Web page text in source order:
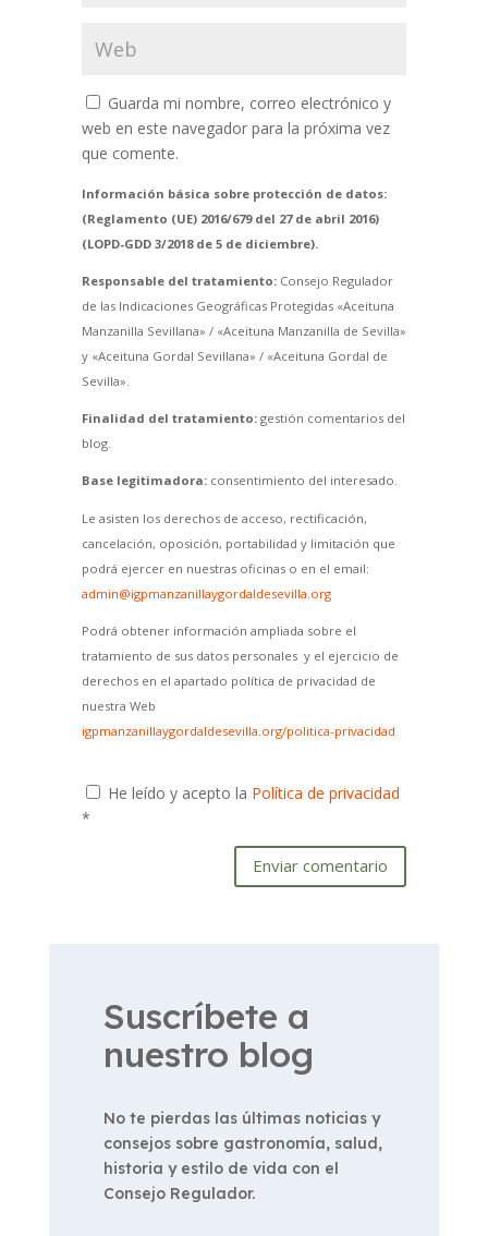
Guarda mi nombre, correo electrónico y
web en este navegador para la próxima vez
que comente.
Información básica sobre protección de datos:
(Reglamento (UE) 2016/679 del 27 de abril 2016)
(LOPD-GDD 3/2018 de 5 de diciembre).
Responsable del tratamiento:Consejo Regulador
de las Indicaciones Geográficas Protegidas «Aceituna
Manzanilla Sevillana» / «Aceituna Manzanilla de Sevilla»
y «Aceituna Gordal Sevillana» / «Aceituna Gordal de
Sevilla».
Finalidad del tratamiento:gestión comentarios del
blog.
Base legitimadora:consentimiento del interesado.
Le asisten los derechos de acceso, rectificación,
cancelación, oposición, portabilidad y limitación que
podrá ejercer en nuestras oficinas o en el email:
admin@igpmanzanillaygordaldesevilla.org
Podrá obtener información ampliada sobre el
tratamiento de sus datos personales y el ejercicio de
derechos en el apartado política de privacidad de
nuestra Web
igpmanzanillaygordaldesevilla.org/politica-privacidad
He leído y acepto la Política de privacidad
*
Enviar comentario
Suscríbete a
nuestro blog
No te pierdas las últimas noticias y
consejos sobre gastronomía, salud,
historia y estilo de vida con el
Consejo Regulador.